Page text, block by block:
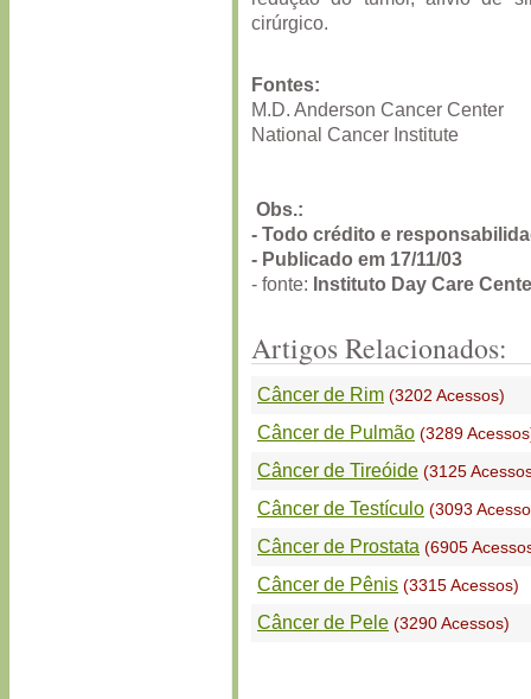
cirúrgico.
Fontes:
M.D. Anderson Cancer Center
National Cancer Institute
Obs.:
- Todo crédito e
- Publicado em 17/11/03
- fonte: Instituto Day Care
Artigos Relacionados:
Câncer de Rim (3202 Acessos)
Câncer de Pulmão (3289
Câncer de Tireóide (3125
Câncer de Testículo (3093
Câncer de Prostata (6905
Câncer de Pênis (3315 Acessos)
Câncer de Pele (3290 Acessos)